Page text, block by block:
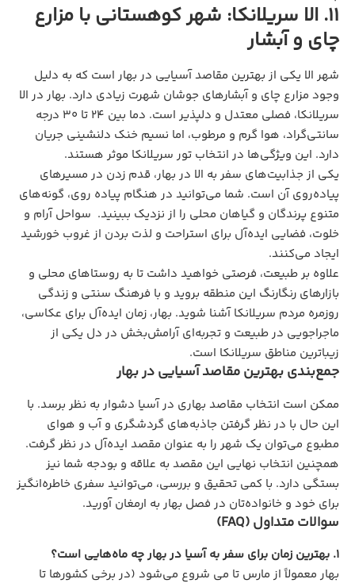
11. الا سریلانکا: شهر کوهستانی با مزارع
چای و آبشار
شهر الا یکی از بهترین مقاصد آسیایی در بهار است که به دلیل
وجود مزارع چای و آبشارهای جوشان شهرت زیادی دارد. بهار در الا
سریلانکا، فصلی معتدل و دلپذیر است. دما بین ۲۴ تا ۳۰ درجه
سانتی‌گراد، هوا گرم و مرطوب، اما نسیم خنک دلنشینی جریان
دارد. این ویژگی‌ها در انتخاب تور سریلانکا موثر هستند.
یکی از جذابیت‌های سفر به الا در بهار، قدم زدن در مسیرهای
پیاده‌روی آن است. شما می‌توانید در هنگام پیاده روی، گونه‌های
متنوع پرندگان و گیاهان محلی را از نزدیک ببینید. سواحل آرام و
خلوت، فضایی ایده‌آل برای استراحت و لذت بردن از غروب خورشید
ایجاد می‌کنند.
علاوه بر طبیعت، فرصتی خواهید داشت تا به روستاهای محلی و
بازارهای رنگارنگ این منطقه بروید و با فرهنگ سنتی و زندگی
روزمره مردم سریلانکا آشنا شوید. بهار، زمان ایده‌آل برای عکاسی،
ماجراجویی در طبیعت و تجربه‌ای آرامش‌بخش در دل یکی از
زیباترین مناطق سریلانکا است.
جمع‌بندی بهترین مقاصد آسیایی در بهار
ممکن است انتخاب مقاصد بهاری در آسیا دشوار به نظر برسد. با
این حال با در نظر گرفتن جاذبه‌های گردشگری و آب و هوای
مطبوع می‌توان یک شهر را به عنوان مقصد ایده‌آل در نظر گرفت.
همچنین انتخاب نهایی این مقصد به علاقه و بودجه شما نیز
بستگی دارد. با کمی تحقیق و بررسی، می‌توانید سفری خاطره‌انگیز
برای خود و خانواده‌تان در فصل بهار به ارمغان آورید.
سوالات متداول (FAQ)
۱. بهترین زمان برای سفر به آسیا در بهار چه ماه‌هایی است؟
بهار معمولاً از مارس تا می شروع می‌شود (در برخی کشورها تا